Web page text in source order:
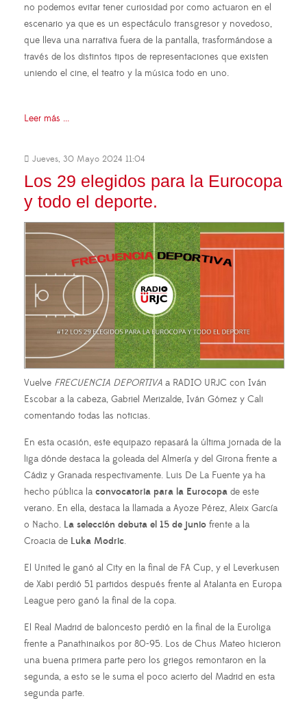
no podemos evitar tener curiosidad por como actuaron en el
escenario ya que es un espectáculo transgresor y novedoso,
que lleva una narrativa fuera de la pantalla, trasformándose a
través de los distintos tipos de representaciones que existen
uniendo el cine, el teatro y la música todo en uno.
Leer más ...
Jueves, 30 Mayo 2024 11:04
Los 29 elegidos para la Eurocopa
y todo el deporte.
Vuelve FRECUENCIA DEPORTIVA a RADIO URJC con Iván
Escobar a la cabeza, Gabriel Merizalde, Iván Gómez y Cali
comentando todas las noticias.
En esta ocasión, este equipazo repasará la última jornada de la
liga dónde destaca la goleada del Almería y del Girona frente a
Cádiz y Granada respectivamente. Luis De La Fuente ya ha
hecho pública la convocatoria para la Eurocopa de este
verano. En ella, destaca la llamada a Ayoze Pérez, Aleix García
o Nacho. La selección debuta el 15 de junio frente a la
Croacia de Luka Modric.
El United le ganó al City en la final de FA Cup, y el Leverkusen
de Xabi perdió 51 partidos después frente al Atalanta en Europa
League pero ganó la final de la copa.
El Real Madrid de baloncesto perdió en la final de la Euroliga
frente a Panathinaikos por 80-95. Los de Chus Mateo hicieron
una buena primera parte pero los griegos remontaron en la
segunda, a esto se le suma el poco acierto del Madrid en esta
segunda parte.